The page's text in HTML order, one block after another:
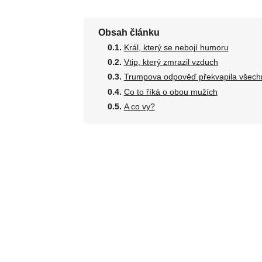
Obsah článku
Král, který se nebojí humoru
Vtip, který zmrazil vzduch
Trumpova odpověď překvapila
Co to říká o obou mužích
A co vy?